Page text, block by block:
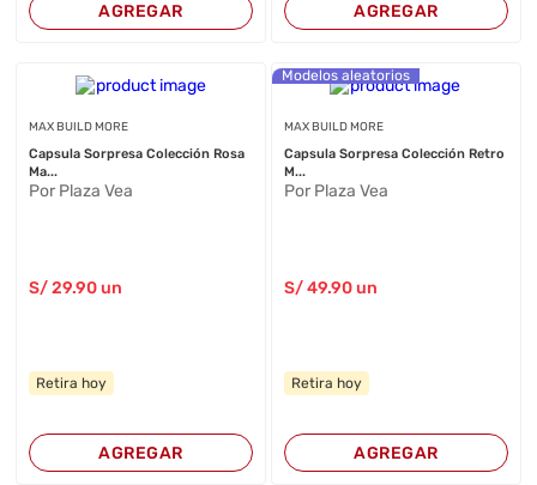
AGREGAR AGREGAR
MAX BUILD MORE
Capsula Sorpresa Colección Rosa
Ma...
Por Plaza Vea
S/29.90 un
Retira hoy
AGREGAR
Modelos aleatorios
MAX BUILD MORE
Capsula Sorpresa Colección Retro
M...
Por Plaza Vea
S/49.90un
Retira hoy
AGREGAR